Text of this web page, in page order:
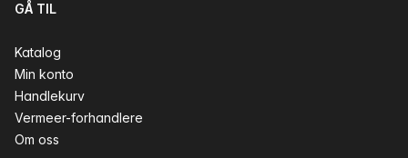
GÅ TIL
Katalog
Min konto
Handlekurv
Vermeer-forhandlere
Om oss